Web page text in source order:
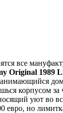
все
Original 1989
корпусом
уют во
но